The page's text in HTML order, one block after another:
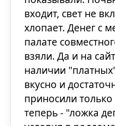
входит, свет не
хлопает. Денег с
палате
взяли. Да и на
наличии
вкусно и
приносили
теперь - "ложка